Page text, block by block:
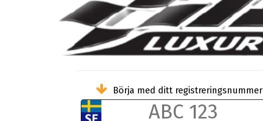
Börja med ditt registreringsnummer